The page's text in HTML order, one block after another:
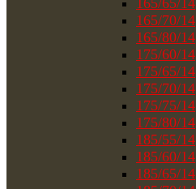
165/65/14
165/70/14
165/80/14
175/60/14
175/65/14
175/70/14
175/75/14
175/80/14
185/55/14
185/60/14
185/65/14